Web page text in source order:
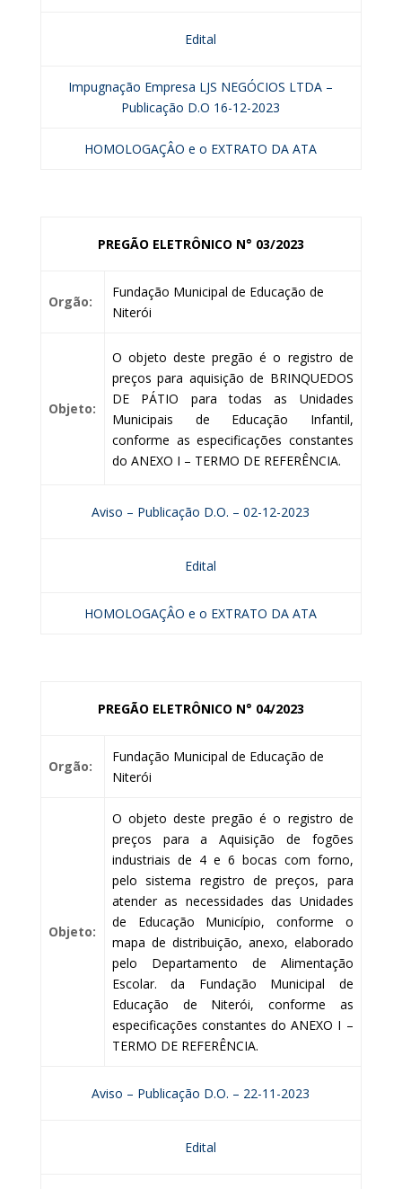
Edital
Impugnação Empresa LJS NEGÓCIOS LTDA –
Publicação D.O 16-12-2023
HOMOLOGAÇÂO e o EXTRATO DA ATA
PREGÃO ELETRÔNICO N° 03/2023
Orgão:
Fundação Municipal de Educação de
Niterói
Objeto:
O objeto deste pregão é o registro de
preços para aquisição de BRINQUEDOS
DE PÁTIO para todas as Unidades
Municipais de Educação Infantil,
conforme as especificações constantes
do ANEXO I – TERMO DE REFERÊNCIA.
Aviso – Publicação D.O. – 02-12-2023
Edital
HOMOLOGAÇÂO e o EXTRATO DA ATA
PREGÃO ELETRÔNICO N° 04/2023
Orgão:
Fundação Municipal de Educação de
Niterói
Objeto:
O objeto deste pregão é o registro de
preços para a Aquisição de fogões
industriais de 4 e 6 bocas com forno,
pelo sistema registro de preços, para
atender as necessidades das Unidades
de Educação Município, conforme o
mapa de distribuição, anexo, elaborado
pelo Departamento de Alimentação
Escolar. da Fundação Municipal de
Educação de Niterói, conforme as
especificações constantes do ANEXO I –
TERMO DE REFERÊNCIA.
Aviso – Publicação D.O. – 22-11-2023
Edital